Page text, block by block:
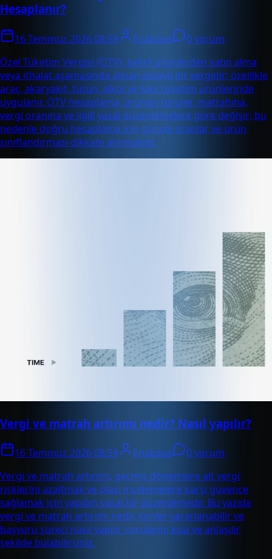
Hesaplanır?
16 Temmuz 2026 08:59 Enabase
0 yorum
Özel Tüketim Vergisi (ÖTV), belirli ürünlerden satın alma
veya ithalat aşamasında alınan dolaylı bir vergidir; özellikle
araç, akaryakıt, tütün, alkol ve lüks tüketim ürünlerinde
uygulanır. ÖTV hesaplama, ürünün türüne, matrahına,
vergi oranına ve ilgili yasal düzenlemelere göre değişir; bu
nedenle doğru hesaplama için güncel oranlar ve ürün
sınıflandırması dikkate alınmalıdır.
Vergi ve matrah artırımı nedir? Nasıl yapılır?
16 Temmuz 2026 08:59 Enabase
0 yorum
Vergi ve matrah artırımı, geçmiş dönemlere ait vergi
risklerini azaltmak ve olası incelemelere karşı güvence
sağlamak için yapılan yasal bir düzenlemedir. Bu yazıda
vergi ve matrah artırımı nedir, kimler yararlanabilir ve
başvuru süreci nasıl yapılır sorularını kısa ve anlaşılır
şekilde bulabilirsiniz.